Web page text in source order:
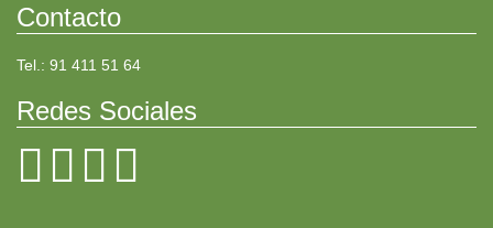
Contacto
Tel.: 91 411 51 64
Redes Sociales